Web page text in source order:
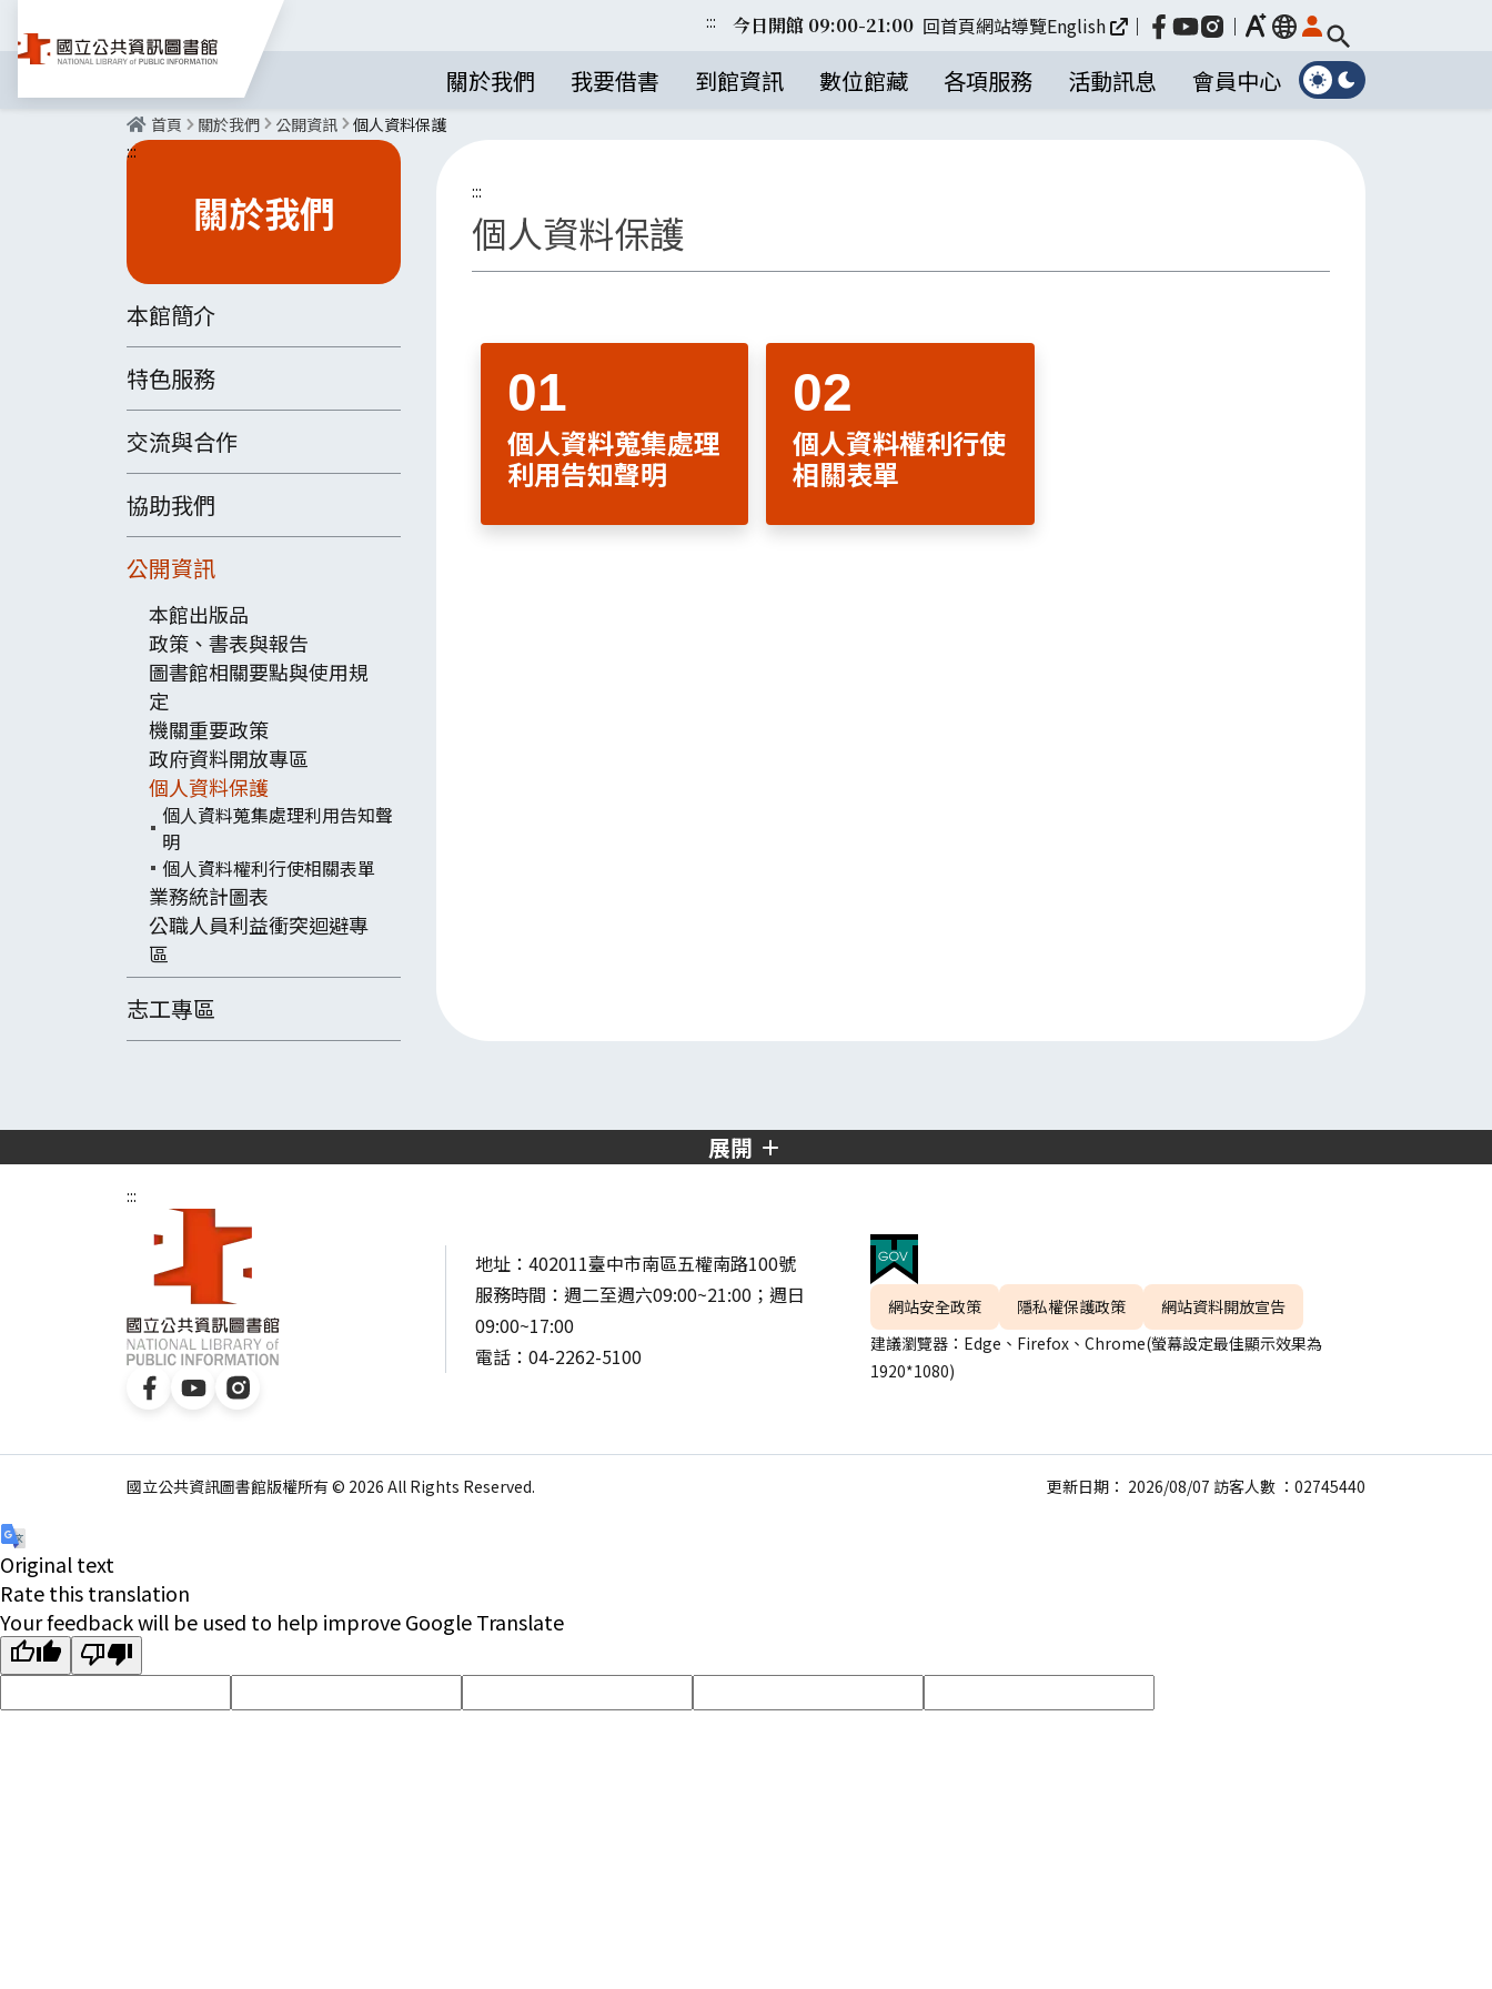
::: 今日開館 09:00-21:00 回首頁網站導覽English ｜ ｜ 放大
language
關於我們 我要借書 到館資訊 數位館藏 各項服務 活動訊息 會員中心
首頁 關於我們 公開資訊
個人資料保護
:::
關於我們
本館簡介
特色服務
交流與合作
協助我們
公開資訊
本館出版品
政策、書表與報告
圖書館相關要點與使用規
定
機關重要政策
政府資料開放專區
個人資料保護
個人資料蒐集處理利用告知聲
明
個人資料權利行使相關表單
業務統計圖表
公職人員利益衝突迴避專
區
志工專區
:::
個人資料保護
個人資料蒐集處理
利用告知聲明
個人資料權利行使
相關表單
展開
:::
地址：402011臺中市南區五權南路100號
服務時間：週二至週六09:00~21:00；週日
09:00~17:00
電話：04-2262-5100
網站安全政策 隱私權保護政策
網站資料開放宣告
建議瀏覽器：Edge、Firefox、Chrome(螢幕設定最佳顯示效果為
1920*1080)
國立公共資訊圖書館版權所有 © 2026 All Rights Reserved. 更新日期： 2026/08/07 訪客人數 ：02745440
Original text
Rate this translation
Your feedback will be used to help improve Google Translate